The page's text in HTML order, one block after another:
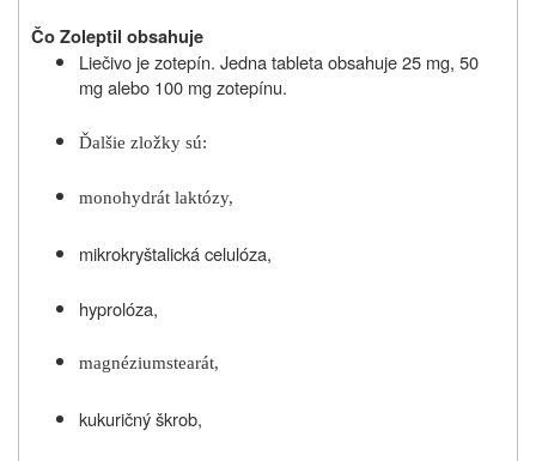
Čo Zoleptil obsahuje
Liečivo je zotepín. Jedna tableta obsahuje 25 mg, 50
mg alebo 100 mg zotepínu.
Ďalšie zložky sú:
monohydrát laktózy,
mikrokryštalická celulóza,
hyprolóza,
magnéziumstearát,
kukuričný škrob,